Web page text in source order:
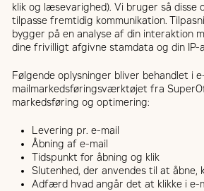
klik og læsevarighed). Vi bruger så disse
tilpasse fremtidig kommunikation.
bygger på en analyse af din interaktion
dine frivilligt afgivne stamdata og din IP-
Følgende oplysninger bliver behandlet i
mailmarkedsføringsværktøjet fra
markedsføring og optimering:
Levering pr. e-mail
Åbning af e-mail
Tidspunkt for åbning og klik
Slutenhed, der anvendes til at åbne,
Adfærd hvad angår det at klikke i e-